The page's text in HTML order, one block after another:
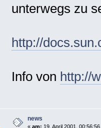
unterwegs zu
http://
Info von http://
news
« am: 19. April 2001, 00:56:56